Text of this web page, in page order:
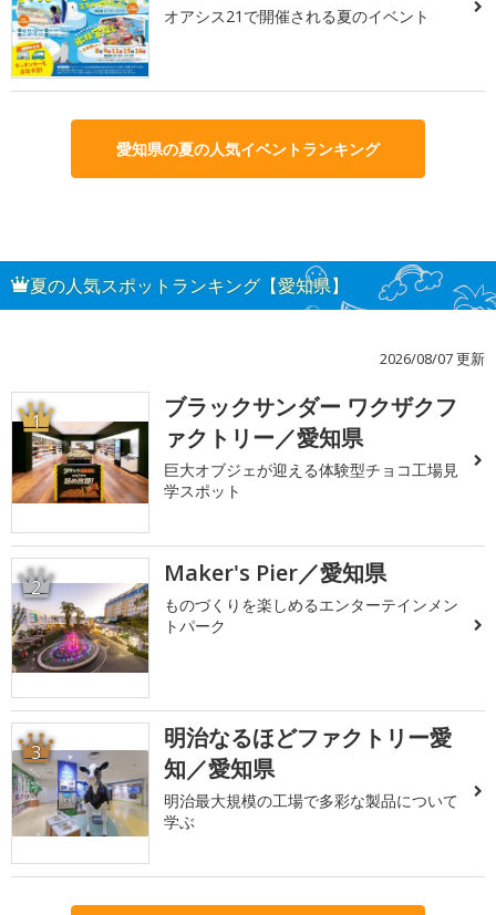
オアシス21で開催される夏のイベント
愛知県の夏の人気イベントランキング
夏の人気スポットランキング【愛知県】
2026/08/07 更新
1
ブラックサンダー ワクザクフ
ァクトリー／愛知県
巨大オブジェが迎える体験型チョコ工場見
学スポット
2 Maker's Pier／愛知県
ものづくりを楽しめるエンターテインメン
トパーク
3
明治なるほどファクトリー愛
知／愛知県
明治最大規模の工場で多彩な製品について
学ぶ